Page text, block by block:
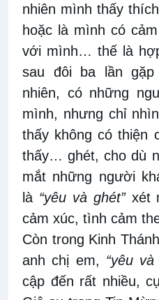
nhiên mình thấy
hoặc là mình có
với mình… thế là
sau đôi ba lần
nhiên, có những
mình, nhưng chỉ
thấy không có thiện
thấy… ghét, cho dù
mắt những người
là “yêu và ghét”xét
cảm xúc, tình cảm
Còn trong Kinh
anh chị em, “yêu và
cập đến rất nhiều,